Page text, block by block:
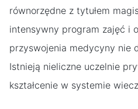
równorzędne z tytułem
intensywny program zajęć i
przyswojenia medycyny nie
Istnieją nieliczne uczelnie
kształcenie w systemie